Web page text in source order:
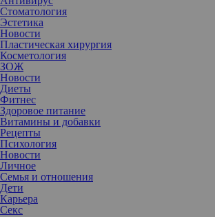
Стоматология
Эстетика
Новости
Пластическая хирургия
Косметология
ЗОЖ
Новости
Диеты
Фитнес
Здоровое питание
Витамины и добавки
Рецепты
Психология
Новости
Личное
Семья и отношения
Дети
Карьера
Секс